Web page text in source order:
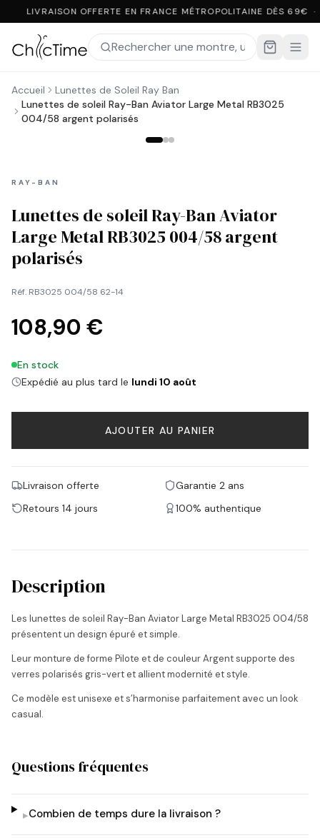
LIVRAISON OFFERTE EN FRANCE MÉTROPOLITAINE DÈS 69€
Accueil
Lunettes de Soleil Ray Ban
Lunettes de soleil Ray-Ban Aviator Large Metal RB3025
004/58 argent polarisés
RAY-BAN
Lunettes de soleil Ray-Ban Aviator
Large Metal RB3025 004/58 argent
polarisés
Réf. RB3025 004/58 62-14
108,90 €
En stock
Expédié au plus tard le lundi 10 août
AJOUTER AU PANIER
Livraison offerte
Garantie 2 ans
Retours 14 jours
100% authentique
Description
Les lunettes de soleil Ray-Ban Aviator Large Metal RB3025 004/58
présentent un design épuré et simple.
Leur monture de forme Pilote et de couleur Argent supporte des
verres polarisés gris-vert et allient modernité et style.
Ce modèle est unisexe et s’harmonise parfaitement avec un look
casual.
Questions fréquentes
▸Combien de temps dure la livraison ?